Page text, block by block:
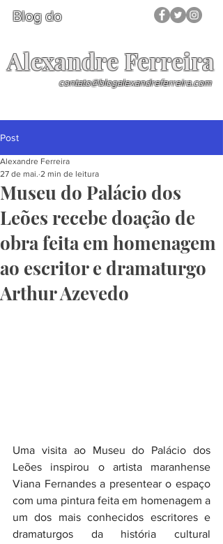
Blog do
Alexandre Ferreira
contato@blogalexandreferreira.com
Post
Museu do Palácio dos
Leões recebe doação de
obra feita em homenagem
ao escritor e dramaturgo
Arthur Azevedo
Alexandre Ferreira
27 de mai. 2 min de leitura
Uma visita ao Museu do Palácio dos
Leões inspirou o artista maranhense
Viana Fernandes a presentear o espaço
com uma pintura feita em homenagem a
um dos mais conhecidos escritores e
dramaturgos da história cultural